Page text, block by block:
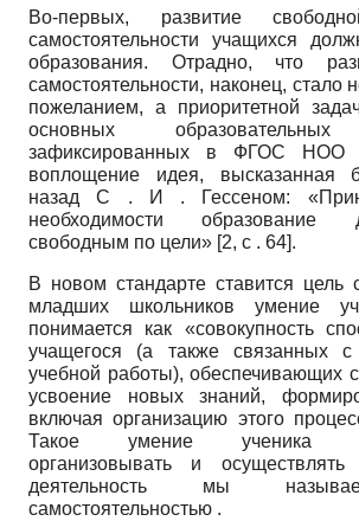
Во-первых, развитие
самостоятельности учащихся
образования. Отрадно, что
самостоятельности, наконец, стало
пожеланием, а приоритетной
основных образовательных
зафиксированных в ФГОС
воплощение идея, высказанная
назад С . И . Гессеном:
необходимости
свободным по цели» [2, с . 64].
В новом стандарте ставится цель
младших школьников умение
понимается как «совокупность
учащегося (а также связанных
учебной работы), обеспечивающих
усвоение новых знаний,
включая организацию этого
Такое умение ученика
организовывать и
деятельность мы
самостоятельностью .